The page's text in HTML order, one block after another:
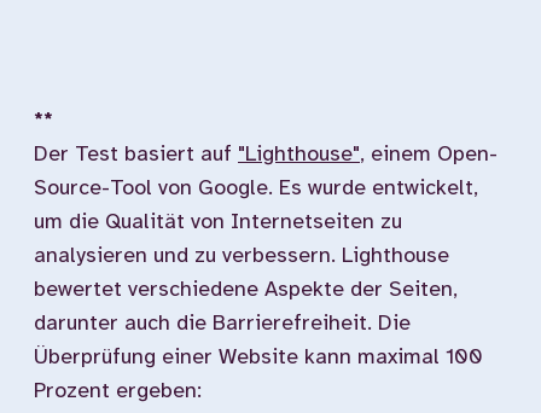
**
Der Test basiert auf "Lighthouse", einem Open-
Source-Tool von Google. Es wurde entwickelt,
um die Qualität von Internetseiten zu
analysieren und zu verbessern. Lighthouse
bewertet verschiedene Aspekte der Seiten,
darunter auch die Barrierefreiheit. Die
Überprüfung einer Website kann maximal 100
Prozent ergeben: